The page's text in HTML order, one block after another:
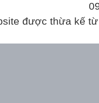
được thừa kế